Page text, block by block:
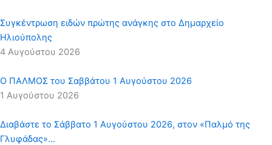
Συγκέντρωση ειδών πρώτης ανάγκης στο Δημαρχείο
Ηλιούπολης
4 Αυγούστου 2026
Ο ΠΑΛΜΟΣ του Σαββάτου 1 Αυγούστου 2026
1 Αυγούστου 2026
Διαβάστε το Σάββατο 1 Αυγούστου 2026, στον «Παλμό της
Γλυφάδας»…